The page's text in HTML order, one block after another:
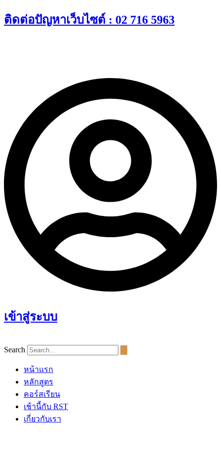
Skip
to
ติดต่อปัญหาเว็บไซต์ : 02 716 5963
เข้าสู่ระบบ
Search
หน้าแรก
หลักสูตร
คอร์สเรียน
เช้านี้กับ RST
เกี่ยวกับเรา